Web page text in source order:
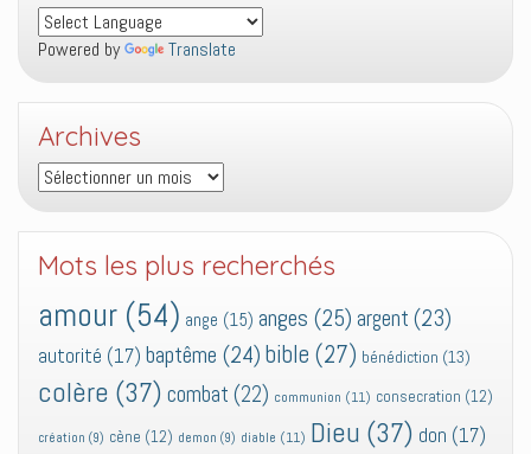
Powered by Translate
Archives
Archives
Mots les plus recherchés
amour (54) ange (15) anges (25) argent (23)
autorité (17) baptême (24) bible (27) bénédiction (13)
colère (37) combat (22) communion (11) consecration (12)
création (9) cène (12) demon (9) diable (11) Dieu (37) don (17)